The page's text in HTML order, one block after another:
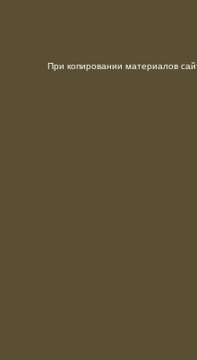
При копировании материалов